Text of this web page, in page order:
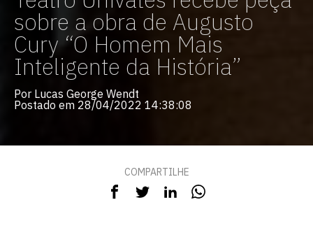
sobre a obra de Augusto
Cury “O Homem Mais
Inteligente da História”
Por Lucas George Wendt
Postado em 28/04/2022 14:38:08
COMPARTILHE